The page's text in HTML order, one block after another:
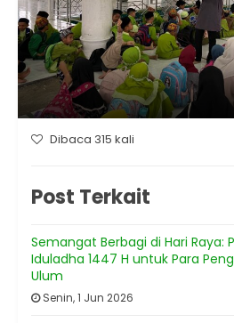
Dibaca 315 kali
Post Terkait
Semangat Berbagi di Hari Raya:
Iduladha 1447 H untuk Para
Ulum
Senin, 1 Jun 2026